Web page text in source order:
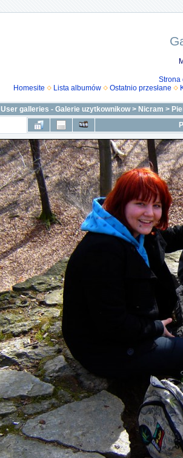
Strona
Homesite
Lista albumów Ostatnio przesłane
User galleries - Galerie uzytkownikow> Nicram >